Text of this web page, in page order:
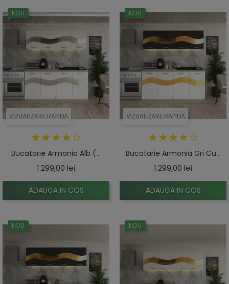
VIZUALIZARE RAPIDA
NOU
Bucatarie Armonia Alb (...
1.299,00 lei
ADAUGA IN COS
VIZUALIZARE RAPIDA
NOU
Bucatarie Armonia Gri Cu...
1.299,00 lei
ADAUGA IN COS
NOU NOU